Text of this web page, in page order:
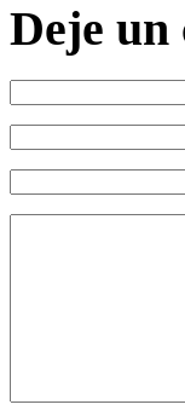
Deje un